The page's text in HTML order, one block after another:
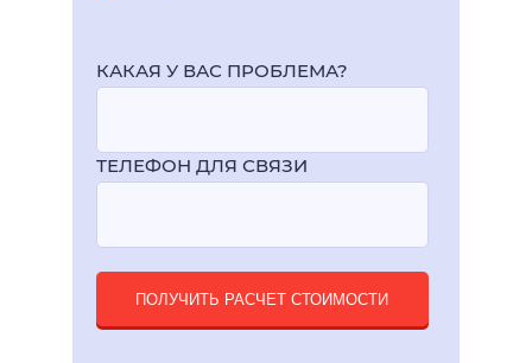
КАКАЯ У ВАС ПРОБЛЕМА?
ТЕЛЕФОН ДЛЯ СВЯЗИ
ПОЛУЧИТЬ РАСЧЕТ СТОИМОСТИ